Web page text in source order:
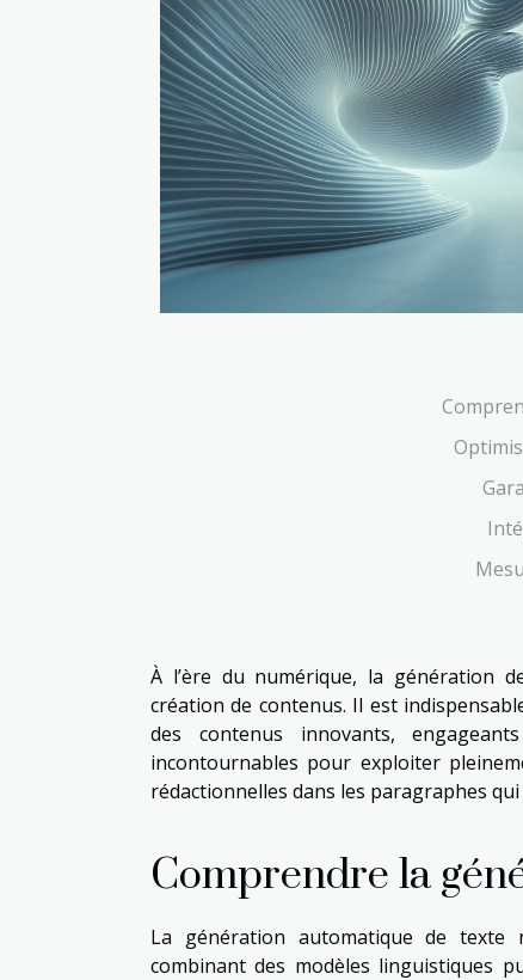
À l’ère du numérique, la génération
création de contenus. Il est
des contenus innovants,
incontournables pour exploiter
rédactionnelles dans les paragraphes
Comprendre la
La génération automatique de texte
combinant des modèles linguistiques